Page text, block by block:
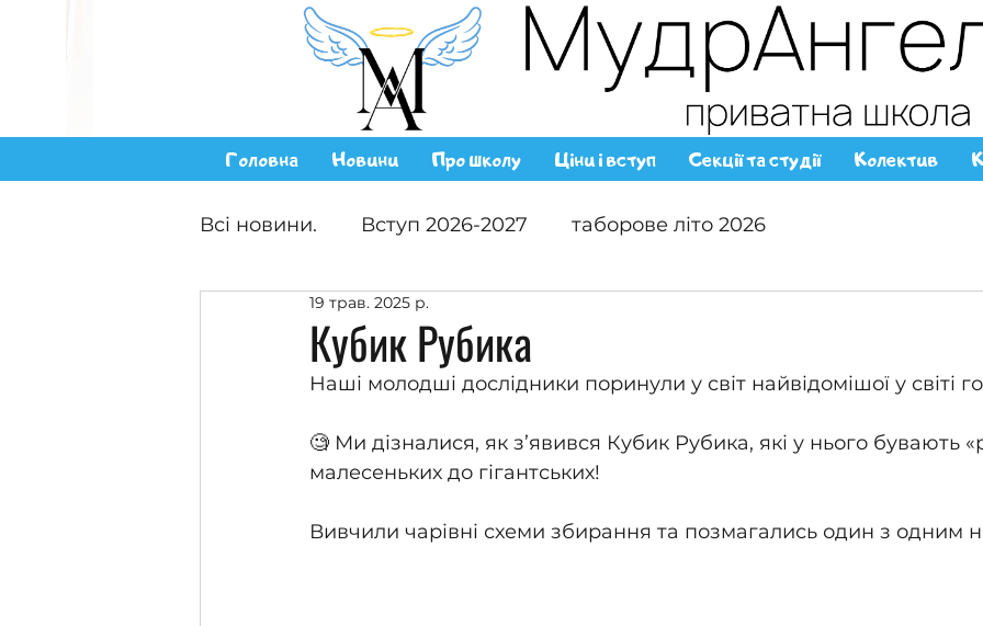
Головна Новини Про школу Ціни і вступ Секції та студії Колектив
Всі новини. Вступ 2026-2027 таборове літо 2026
Кубик Рубика
19 трав. 2025 р.
Наші молодші дослідники поринули у світ найвідомішої у світі
🧐 Ми дізналися, як з’явився Кубик Рубика, які у нього бувають
малесеньких до гігантських!
Вивчили чарівні схеми збирання та позмагались один з одним